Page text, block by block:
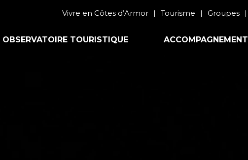
Vivre en Côtes d’Armor Tourisme Groupes
OBSERVATOIRE TOURISTIQUE ACCOMPAGNEMENT